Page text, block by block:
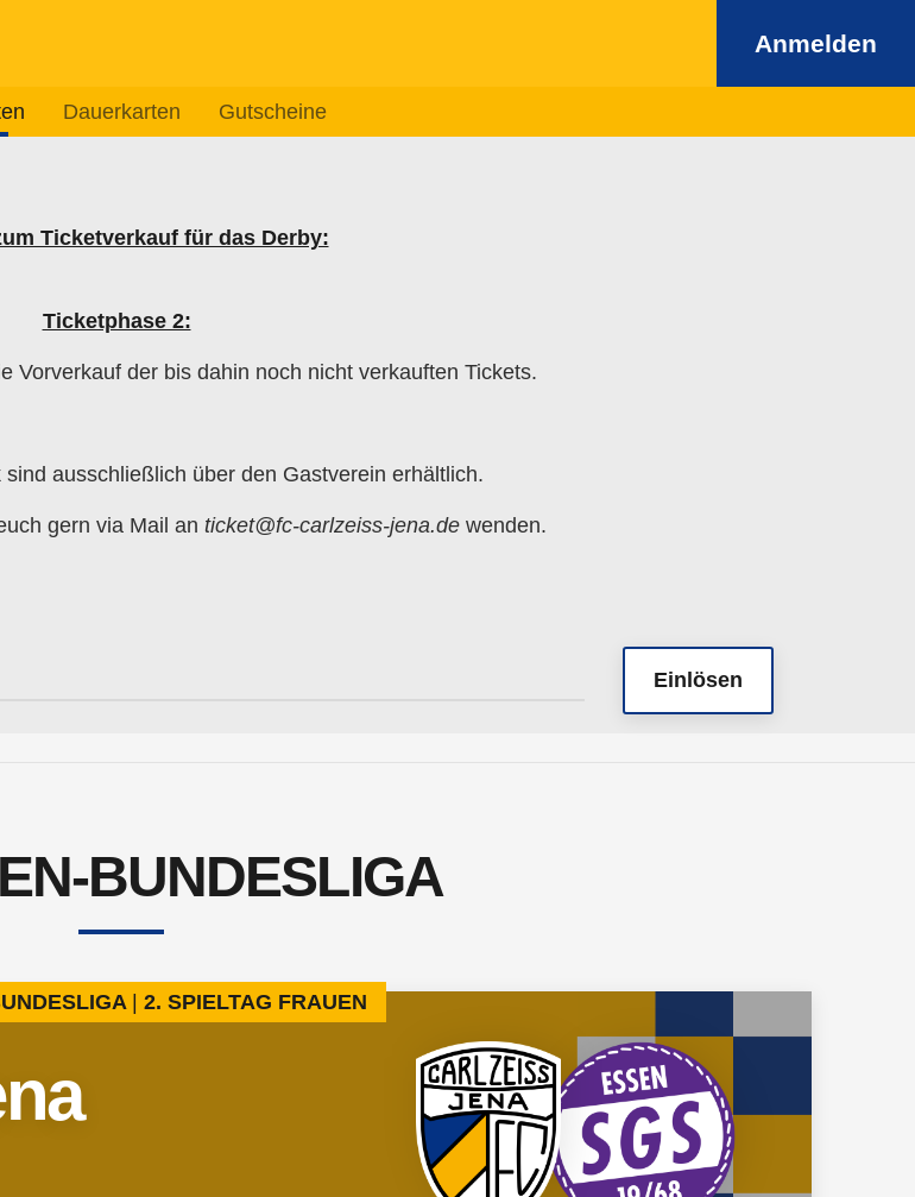
Anmelden
Dauerkarten Gutscheine
Ticketverkauf für das Derby:
Ticketphase 2:
Vorverkauf der bis dahin noch nicht verkauften Tickets.
ausschließlich über den Gastverein erhältlich.
gern via Mail an ticket@fc-carlzeiss-jena.de wenden.
Einlösen
BUNDESLIGA
2. SPIELTAG FRAUEN